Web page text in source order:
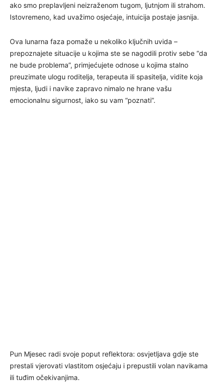
ako smo preplavljeni neizraženom tugom, ljutnjom ili strahom.
Istovremeno, kad uvažimo osjećaje, intuicija postaje jasnija.
Ova lunarna faza pomaže u nekoliko ključnih uvida –
prepoznajete situacije u kojima ste se nagodili protiv sebe “da
ne bude problema”, primjećujete odnose u kojima stalno
preuzimate ulogu roditelja, terapeuta ili spasitelja, vidite koja
mjesta, ljudi i navike zapravo nimalo ne hrane vašu
emocionalnu sigurnost, iako su vam “poznati”.
Pun Mjesec radi svoje poput reflektora: osvjetljava gdje ste
prestali vjerovati vlastitom osjećaju i prepustili volan navikama
ili tuđim očekivanjima.